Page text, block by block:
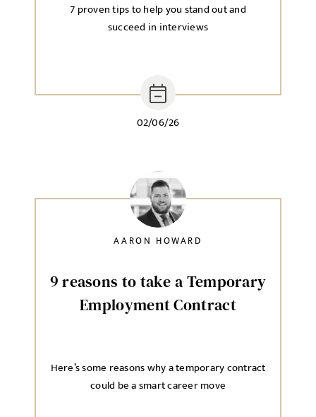
02/06/26
7 proven tips to help you stand out and
succeed in interviews
9 reasons to take a Temporary
Employment Contract
Here’s some reasons why a temporary contract
could be a smart career move
AARON HOWARD